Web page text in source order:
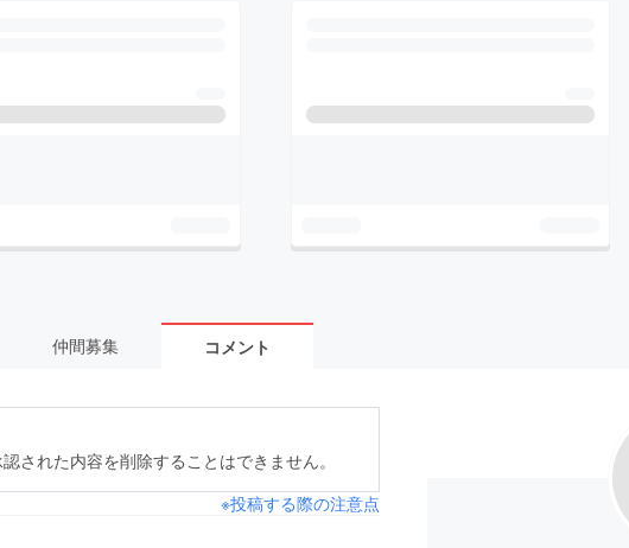
仲間募集 コメント
された内容を削除することはできません。
※投稿する際の注意点